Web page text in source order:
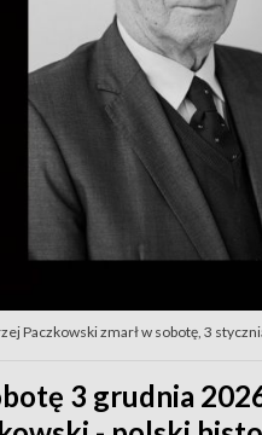
Paczkowski zmarł w sobotę, 3
3 grudnia